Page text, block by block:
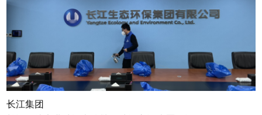
长江集团
中核汇能河北新能源有限公司空气治理圆满完
成中核汇能河北新能源有限公司进行了空气治
理并于2023年6月22日圆满完成。中核...
查看详情